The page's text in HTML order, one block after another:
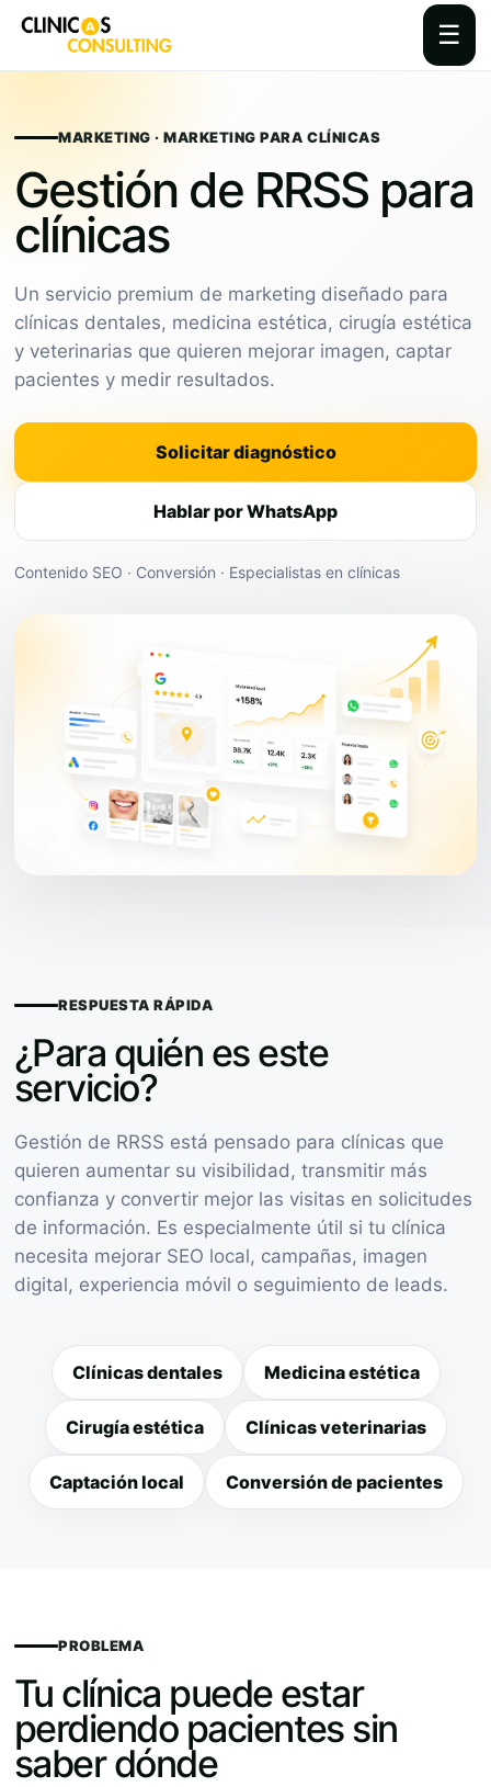
☰
contentMARKETING · MARKETING PARA CLÍNICAS
Gestión de RRSS para
clínicas
Un servicio premium de marketing diseñado para
clínicas dentales, medicina estética, cirugía estética
y veterinarias que quieren mejorar imagen, captar
pacientes y medir resultados.
Solicitar diagnóstico
Hablar por WhatsApp
Contenido SEO · Conversión · Especialistas en clínicas
RESPUESTA RÁPIDA
¿Para quién es este
servicio?
Gestión de RRSS está pensado para clínicas que
quieren aumentar su visibilidad, transmitir más
confianza y convertir mejor las visitas en solicitudes
de información. Es especialmente útil si tu clínica
necesita mejorar SEO local, campañas, imagen
digital, experiencia móvil o seguimiento de leads.
Clínicas dentales Medicina estética
Cirugía estética Clínicas veterinarias
Captación local Conversión de pacientes
PROBLEMA
Tu clínica puede estar
perdiendo pacientes sin
saber dónde